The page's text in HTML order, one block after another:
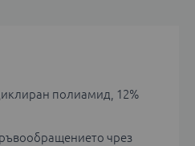
полиамид, 12%
чрез